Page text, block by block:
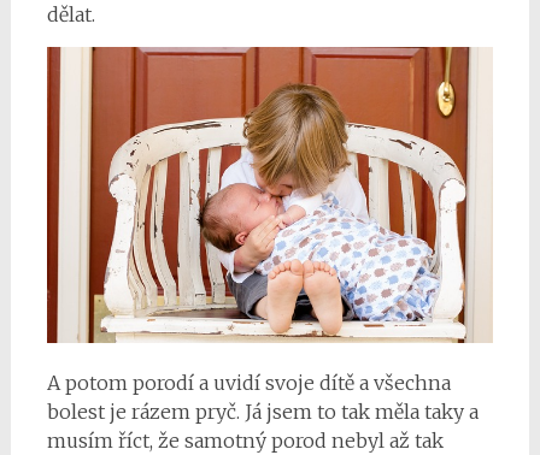
dělat.
A potom porodí a uvidí svoje dítě a všechna
bolest je rázem pryč. Já jsem to tak měla taky a
musím říct, že samotný porod nebyl až tak